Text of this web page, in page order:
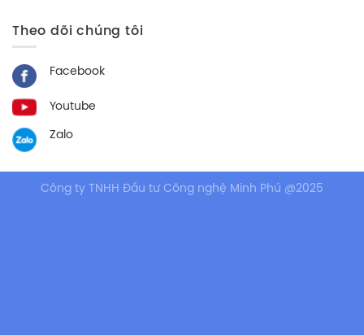
Theo dõi chúng tôi
Facebook
Youtube
Zalo
Công ty TNHH Đầu tư Công nghệ Minh Phú @2025